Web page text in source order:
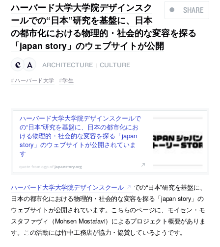
SHARE
ハーバード大学大学院デザインスク
ールでの“日本”研究を基盤に、日本
の都市化における物理的・社会的な変容を探る
「japan story」のウェブサイトが公開
ARCHITECTURE
CULTURE
ハーバード大学
学生
ハーバード大学大学院デザインスクールで
の“日本”研究を基盤に、日本の都市化にお
ける物理的・社会的な変容を探る「japan
story」のウェブサイトが公開されていま
す
japanstory.org
ハーバード大学大学院デザインスクール
での“日本”研究を基盤に、
日本の都市化における物理的・社会的な変容を探る「japan story」の
ウェブサイトが公開されています。こちらのページに、モイセン・モ
スタファヴィ（Mohsen Mostafavi）によるプロジェクト概要がありま
す。この活動には竹中工務店が協力・協賛しているようです。